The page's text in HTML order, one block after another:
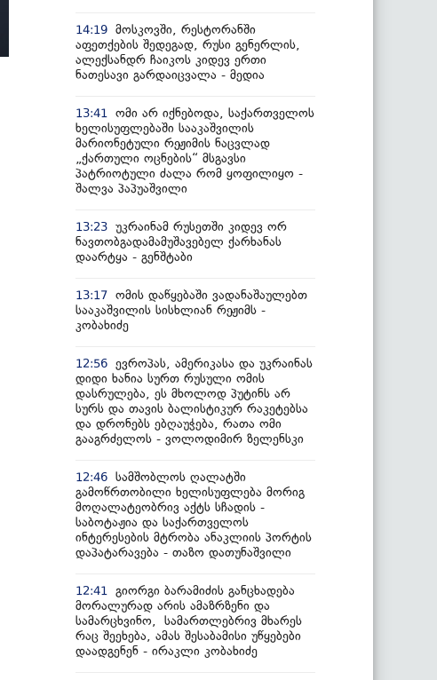
14:19 მოსკოვში, რესტორანში
აფეთქების შედეგად, რუსი გენერლის,
ალექსანდრ ჩაიკოს კიდევ ერთი
ნათესავი გარდაიცვალა - მედია
13:41
ომი არ იქნებოდა, საქართველოს
ხელისუფლებაში სააკაშვილის
მარიონეტული რეჟიმის ნაცვლად
„ქართული ოცნების“ მსგავსი
პატრიოტული ძალა რომ ყოფილიყო -
შალვა პაპუაშვილი
13:23 უკრაინამ რუსეთში კიდევ ორ
ნავთობგადამამუშავებელ ქარხანას
დაარტყა - გენშტაბი
13:17 ომის დაწყებაში ვადანაშაულებთ
სააკაშვილის სისხლიან რეჟიმს -
კობახიძე
12:56 ევროპას, ამერიკასა და უკრაინას
დიდი ხანია სურთ რუსული ომის
დასრულება, ეს მხოლოდ პუტინს არ
სურს და თავის ბალისტიკურ რაკეტებსა
და დრონებს ებღაუჭება, რათა ომი
გააგრძელოს - ვოლოდიმირ ზელენსკი
12:46 სამშობლოს ღალატში
გამოწრთობილი ხელისუფლება მორიგ
მოღალატეობრივ აქტს სჩადის -
საბოტაჟია და საქართველოს
ინტერესების მტრობა ანაკლიის პორტის
დაპატარავება - თაზო დათუნაშვილი
12:41
გიორგი ბარამიძის განცხადება
მორალურად არის ამაზრზენი და
სამარცხვინო, სამართლებრივ მხარეს
რაც შეეხება, ამას შესაბამისი უწყებები
დაადგენენ - ირაკლი კობახიძე